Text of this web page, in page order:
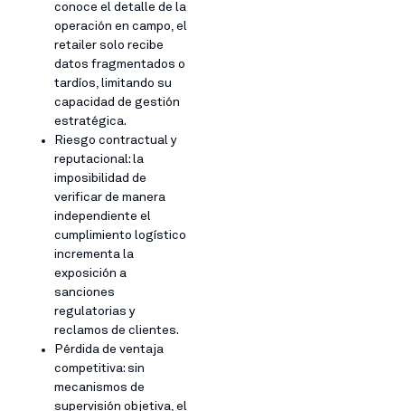
conoce el detalle de la
operación en campo, el
retailer solo recibe
datos fragmentados o
tardíos, limitando su
capacidad de gestión
estratégica.
Riesgo contractual y
reputacional: la
imposibilidad de
verificar de manera
independiente el
cumplimiento logístico
incrementa la
exposición a
sanciones
regulatorias y
reclamos de clientes.
Pérdida de ventaja
competitiva: sin
mecanismos de
supervisión objetiva, el